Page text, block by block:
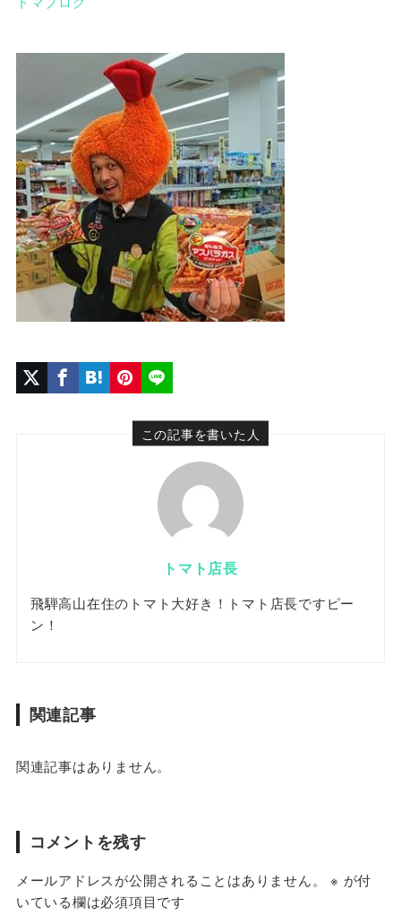
この記事を書いた人
トマト店長
飛騨高山在住のトマト大好き！トマト店長ですピー
ン！
関連記事
関連記事はありません。
コメントを残す
メールアドレスが公開されることはありません。 ※ が付
いている欄は必須項目です